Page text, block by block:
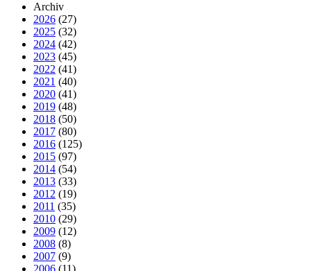
Archiv
2026 (27)
2025 (32)
2024 (42)
2023 (45)
2022 (41)
2021 (40)
2020 (41)
2019 (48)
2018 (50)
2017 (80)
2016 (125)
2015 (97)
2014 (54)
2013 (33)
2012 (19)
2011 (35)
2010 (29)
2009 (12)
2008 (8)
2007 (9)